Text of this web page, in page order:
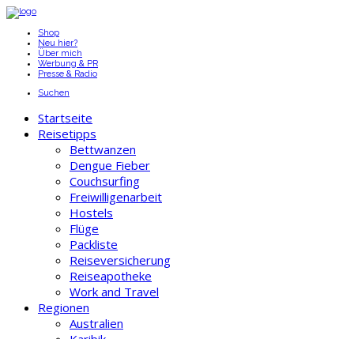
Shop
Neu hier?
Über mich
Werbung & PR
Presse & Radio
Suchen
Startseite
Reisetipps
Bettwanzen
Dengue Fieber
Couchsurfing
Freiwilligenarbeit
Hostels
Flüge
Packliste
Reiseversicherung
Reiseapotheke
Work and Travel
Regionen
Australien